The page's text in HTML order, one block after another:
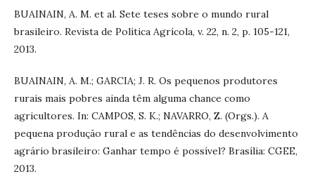
BUAINAIN, A. M. et al. Sete teses sobre o mundo rural
brasileiro. Revista de Política Agrícola, v. 22, n. 2, p. 105-121,
2013.
BUAINAIN, A. M.; GARCIA; J. R. Os pequenos produtores
rurais mais pobres ainda têm alguma chance como
agricultores. In: CAMPOS, S. K.; NAVARRO, Z. (Orgs.). A
pequena produção rural e as tendências do desenvolvimento
agrário brasileiro: Ganhar tempo é possível? Brasília: CGEE,
2013.